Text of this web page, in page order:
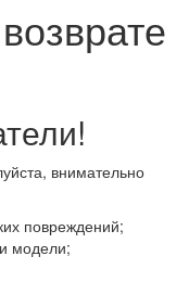
внимательно
повреждений;
модели;